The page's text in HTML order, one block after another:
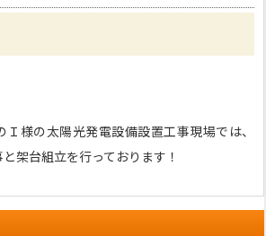
Ｉ様の太陽光発電設備設置工事現場では、
架台組立を行っております！